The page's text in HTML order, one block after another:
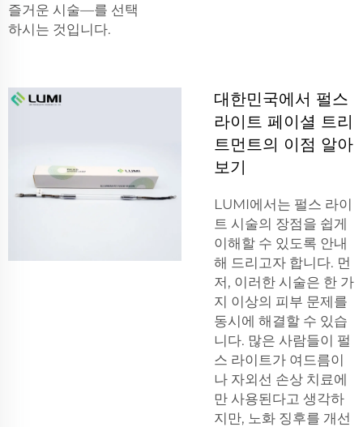
즐거운 시술—를 선택
하시는 것입니다.
대한민국에서 펄스
라이트 페이셜 트리
트먼트의 이점 알아
보기
LUMI에서는 펄스 라이
트 시술의 장점을 쉽게
이해할 수 있도록 안내
해 드리고자 합니다. 먼
저, 이러한 시술은 한 가
지 이상의 피부 문제를
동시에 해결할 수 있습
니다. 많은 사람들이 펄
스 라이트가 여드름이
나 자외선 손상 치료에
만 사용된다고 생각하
지만, 노화 징후를 개선